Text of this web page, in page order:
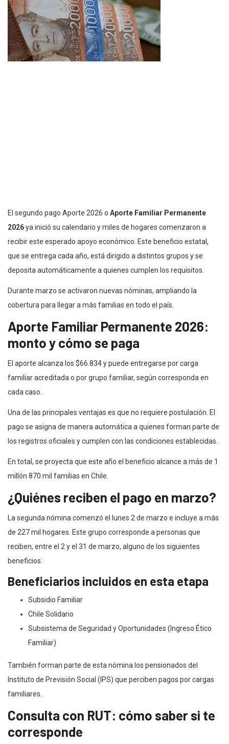
El segundo pago Aporte 2026 o Aporte Familiar Permanente
2026ya inició su calendario y miles de hogares comenzaron a
recibir este esperado apoyo económico. Este beneficio estatal,
que se entrega cada año, está dirigido a distintos grupos y se
deposita automáticamente a quienes cumplen los requisitos.
Durante marzo se activaron nuevas nóminas, ampliando la
cobertura para llegar a más familias en todo el país.
Aporte Familiar Permanente 2026:
monto y cómo se paga
El aporte alcanza los $66.834 y puede entregarse por carga
familiar acreditada o por grupo familiar, según corresponda en
cada caso.
Una de las principales ventajas es que no requiere postulación. El
pago se asigna de manera automática a quienes forman parte de
los registros oficiales y cumplen con las condiciones establecidas.
En total, se proyecta que este año el beneficio alcance a más de 1
millón 870 mil familias en Chile.
¿Quiénes reciben el pago en marzo?
La segunda nómina comenzó el lunes 2 de marzo e incluye a más
de 227 mil hogares. Este grupo corresponde a personas que
reciben, entre el 2 y el 31 de marzo, alguno de los siguientes
beneficios:
Beneficiarios incluidos en esta etapa
Subsidio Familiar
Chile Solidario
Subsistema de Seguridad y Oportunidades (Ingreso Ético
Familiar)
También forman parte de esta nómina los pensionados del
Instituto de Previsión Social (IPS) que perciben pagos por cargas
familiares.
Consulta con RUT: cómo saber si te
corresponde